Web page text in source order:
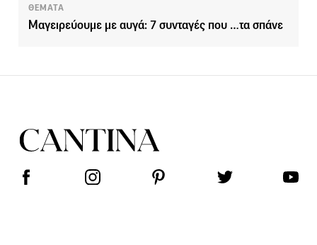
ΘΕΜΑΤΑ
Μαγειρεύουμε με αυγά: 7 συνταγές που …τα σπάνε